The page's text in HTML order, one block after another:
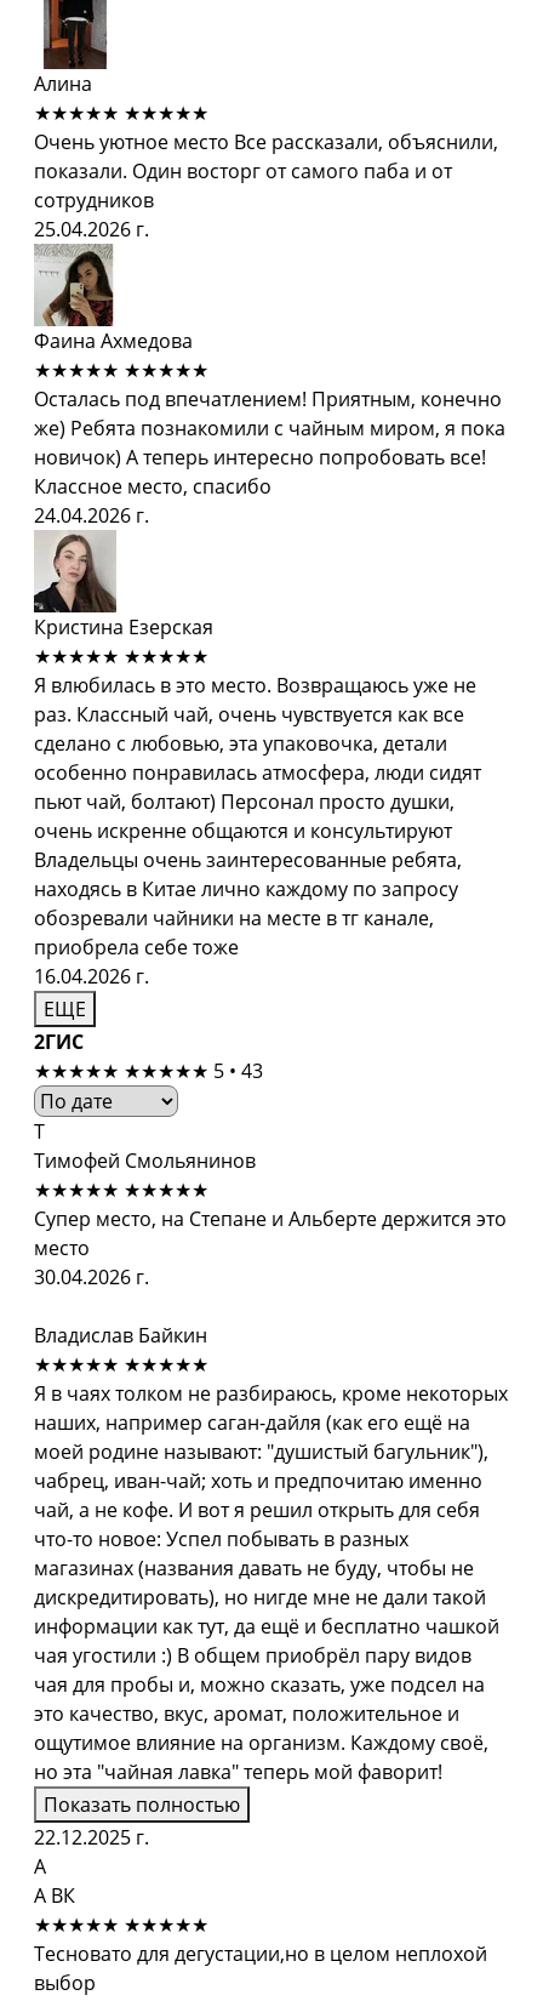
Алина
★★★★★ ★★★★★
Очень уютное место Все рассказали, объяснили,
показали. Один восторг от самого паба и от
сотрудников
25.04.2026 г.
Фаина Ахмедова
★★★★★ ★★★★★
Осталась под впечатлением! Приятным, конечно
же) Ребята познакомили с чайным миром, я пока
новичок) А теперь интересно попробовать все!
Классное место, спасибо
24.04.2026 г.
Кристина Езерская
★★★★★ ★★★★★
Я влюбилась в это место. Возвращаюсь уже не
раз. Классный чай, очень чувствуется как все
сделано с любовью, эта упаковочка, детали
особенно понравилась атмосфера, люди сидят
пьют чай, болтают) Персонал просто душки,
очень искренне общаются и консультируют
Владельцы очень заинтересованные ребята,
находясь в Китае лично каждому по запросу
обозревали чайники на месте в тг канале,
приобрела себе тоже
16.04.2026 г.
ЕЩЕ
2ГИС
★★★★★ ★★★★★ 5 • 43
Т
Тимофей Смольянинов
★★★★★ ★★★★★
Супер место, на Степане и Альберте держится это
место
30.04.2026 г.
Владислав Байкин
★★★★★ ★★★★★
Я в чаях толком не разбираюсь, кроме некоторых
наших, например саган-дайля (как его ещё на
моей родине называют: "душистый багульник"),
чабрец, иван-чай; хоть и предпочитаю именно
чай, а не кофе. И вот я решил открыть для себя
что-то новое: Успел побывать в разных
магазинах (названия давать не буду, чтобы не
дискредитировать), но нигде мне не дали такой
информации как тут, да ещё и бесплатно чашкой
чая угостили :) В общем приобрёл пару видов
чая для пробы и, можно сказать, уже подсел на
это качество, вкус, аромат, положительное и
ощутимое влияние на организм. Каждому своё,
но эта "чайная лавка" теперь мой фаворит!
Показать полностью
22.12.2025 г.
А
А ВК
★★★★★ ★★★★★
Тесновато для дегустации,но в целом неплохой
выбор